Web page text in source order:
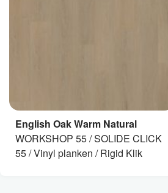
English Oak Warm Natural
WORKSHOP 55 / SOLIDE CLICK
55 / Vinyl planken / Rigid Klik